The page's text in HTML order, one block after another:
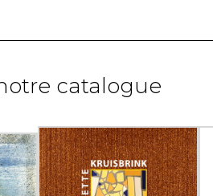
catalogue